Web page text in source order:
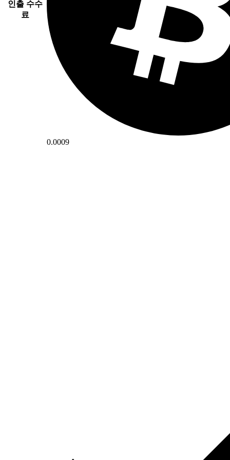
인출 수수
료
0.0009